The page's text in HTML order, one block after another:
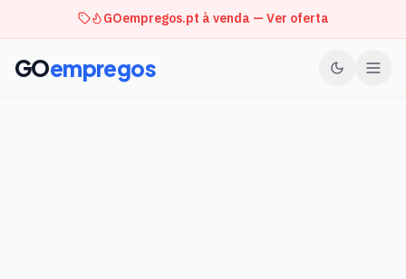
GOempregos.pt à venda — Ver oferta
GOempregos